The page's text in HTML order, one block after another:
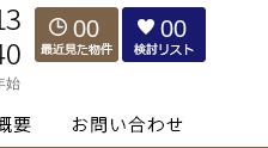
始
00 00